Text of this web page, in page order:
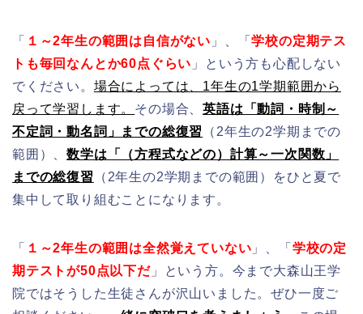
「 １～2年生の範囲は自信がない 」、「学校の定期テス
トも毎回なんとか60点ぐらい 」という方も心配しない
でください。 場合によっては、1年生の1学期範囲から
戻って学習します。 その場合、英語は「動詞・時制～
不定詞・動名詞」までの総復習
（2年生の2学期までの
範囲）、数学は「（方程式などの）計算～一次関数」
までの総復習
（2年生の2学期までの範囲）をひと夏で
集中して取り組むことになります。
「 １～2年生の範囲は全然覚えていない 」、「 学校の定
期テストが50点以下だ」という方。今まで大森山王学
院ではそうした生徒さんが沢山いました。ぜひ一度ご